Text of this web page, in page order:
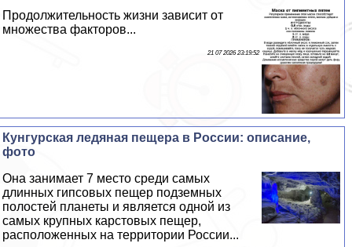
Продолжительность жизни зависит от
множества факторов...
21 07 2026 23:19:52
Кунгурская ледяная пещера в России: описание,
фото
Она занимает 7 место среди самых
длинных гипсовых пещер подземных
полостей планеты и является одной из
самых крупных карстовых пещер,
расположенных на территории России...